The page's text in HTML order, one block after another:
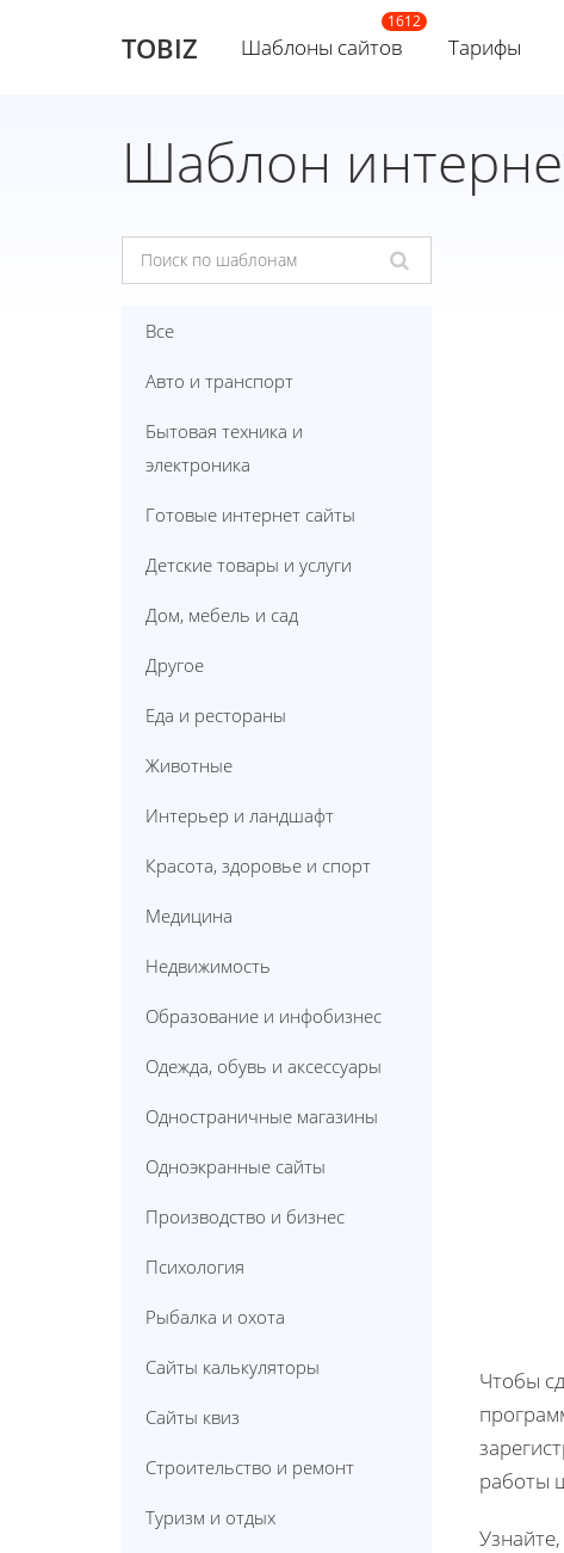
TOBIZ Шаблоны сайтов Тарифы
Шаблон
Все
Авто и транспорт
Бытовая техника и
электроника
Готовые интернет сайты
Детские товары и услуги
Дом, мебель и сад
Другое
Еда и рестораны
Животные
Интерьер и ландшафт
Красота, здоровье и спорт
Медицина
Недвижимость
Образование и инфобизнес
Одежда, обувь и аксессуары
Одностраничные магазины
Одноэкранные сайты
Производство и бизнес
Психология
Рыбалка и охота
Сайты калькуляторы
Сайты квиз
Строительство и ремонт
Туризм и отдых
Чтобы
работы
Узнайте,